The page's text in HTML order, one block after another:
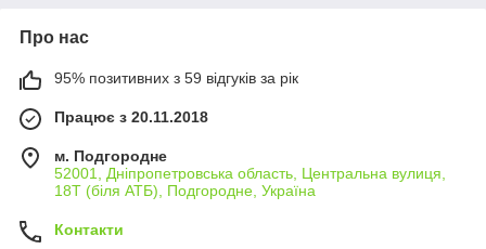
Про нас
95% позитивних з 59 відгуків за рік
Працює з 20.11.2018
м. Подгородне
52001, Дніпропетровська область, Центральна вулиця,
18Т (біля АТБ), Подгородне, Україна
Контакти